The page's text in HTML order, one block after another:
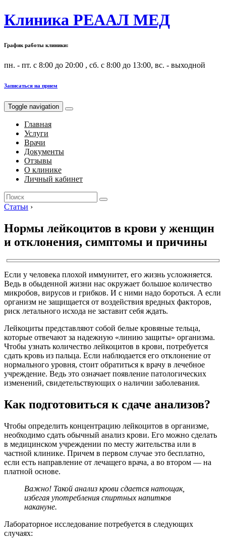
Клиника РЕААЛ МЕД
График работы клиники:
пн. - пт. с 8:00 до 20:00 , сб. с 8:00 до 13:00, вс. - выходной
Записаться на прием
Toggle navigation
Главная
Услуги
Врачи
Документы
Отзывы
О клинике
Личный кабинет
Search
for:
Статьи ›
Нормы лейкоцитов в крови у женщин
и отклонения, симптомы и причины
Если у человека плохой иммунитет, его жизнь усложняется.
Ведь в обыденной жизни нас окружает большое количество
микробов, вирусов и грибков. И с ними надо бороться. А если
организм не защищается от воздействия вредных факторов,
риск летального исхода не заставит себя ждать.
Лейкоциты представляют собой белые кровяные тельца,
которые отвечают за надежную «линию защиты» организма.
Чтобы узнать количество лейкоцитов в крови, потребуется
сдать кровь из пальца. Если наблюдается его отклонение от
нормального уровня, стоит обратиться к врачу в лечебное
учреждение. Ведь это означает появление патологических
изменений, свидетельствующих о наличии заболевания.
Как подготовиться к сдаче анализов?
Чтобы определить концентрацию лейкоцитов в организме,
необходимо сдать обычный анализ крови. Его можно сделать
в медицинском учреждении по месту жительства или в
частной клинике. Причем в первом случае это бесплатно,
если есть направление от лечащего врача, а во втором — на
платной основе.
Важно! Такой анализ крови сдается натощак,
избегая употребления спиртных напитков
накануне.
Лабораторное исследование потребуется в следующих
случаях: